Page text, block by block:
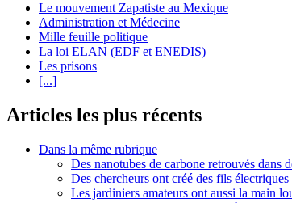
Le mouvement Zapatiste au Mexique
Administration et Médecine
Mille feuille politique
La loi ELAN (EDF et ENEDIS)
Les prisons
[...]
Articles les plus récents
Dans la même rubrique
Des nanotubes de carbone retrouvés dans
Des chercheurs ont créé des fils
Les jardiniers amateurs ont aussi la main